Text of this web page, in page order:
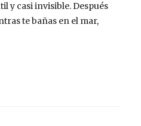
y casi invisible. Después
te bañas en el mar,